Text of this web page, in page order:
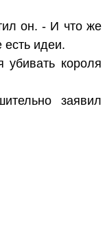
он. - И что же
есть идеи.
короля
заявил